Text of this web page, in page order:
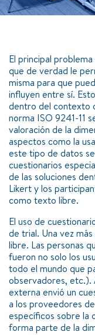
El principal
que de verdad le
misma para que
influyen entre sí.
dentro del contexto
norma ISO 9241-11
valoración de la
aspectos como la
este tipo de datos
cuestionarios
de las soluciones
Likert y los
como texto libre.
El uso de
de trial. Una vez
libre. Las personas
fueron no solo los
todo el mundo que
observadores, etc.).
externa envió un
a los proveedores
específicos sobre la
forma parte de la